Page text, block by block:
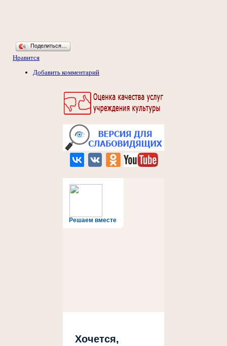
Решаем вместе
Хочется,
Поделиться…
Нравится
Добавить комментарий